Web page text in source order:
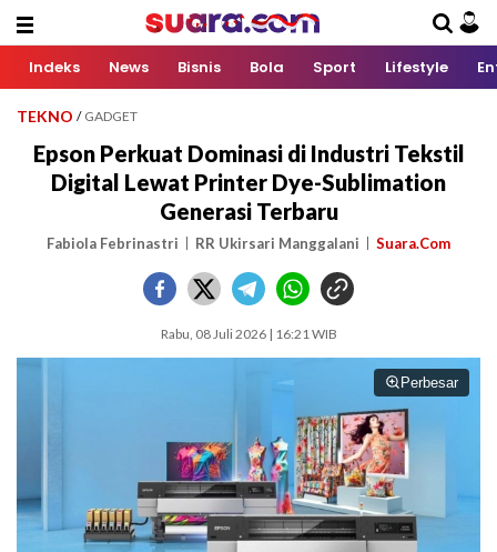
Indeks News Bisnis Bola Sport Lifestyle
TEKNO / GADGET
Epson Perkuat Dominasi di Industri Tekstil
Digital Lewat Printer Dye-Sublimation
Generasi Terbaru
Fabiola Febrinastri RR Ukirsari Manggalani Suara.Com
Rabu, 08 Juli 2026 | 16:21 WIB
Perbesar